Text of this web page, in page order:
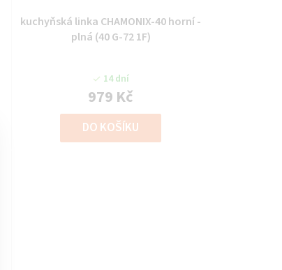
kuchyňská linka CHAMONIX-40 horní -
plná (40 G-72 1F)
14 dní
979 Kč
DO KOŠÍKU